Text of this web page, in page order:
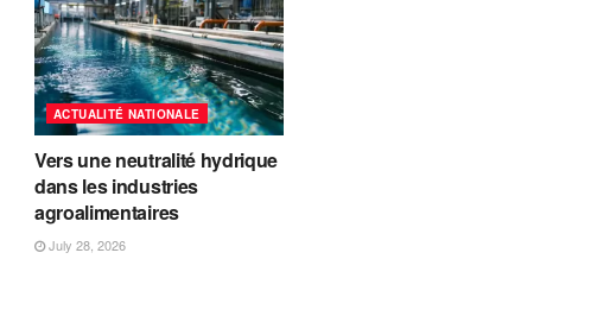
ACTUALITÉ NATIONALE
Vers une neutralité hydrique
dans les industries
agroalimentaires
July 28, 2026